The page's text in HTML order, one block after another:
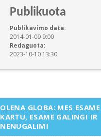
Publikuota
Publikavimo data:
2014-01-09 9:00
Redaguota:
2023-10-10 13:30
OLENA GLOBA: MES ESAME
KARTU, ESAME GALINGI IR
NENUGALIMI